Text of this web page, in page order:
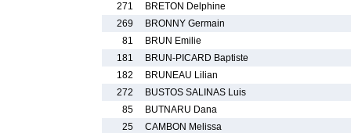
271
BRETON Delphine
269
BRONNY Germain
81
BRUN Emilie
181
BRUN-PICARD Baptiste
182
BRUNEAU Lilian
272
BUSTOS SALINAS Luis
85
BUTNARU Dana
25
CAMBON Melissa